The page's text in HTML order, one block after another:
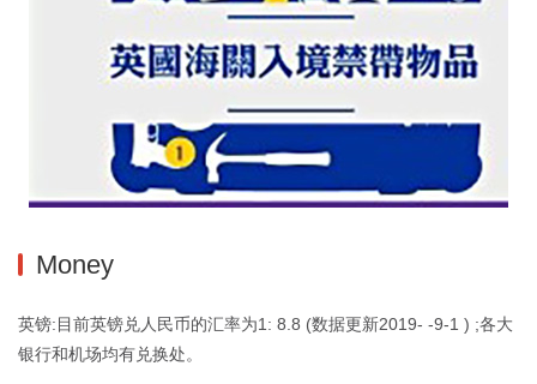
Money
英镑:目前英镑兑人民币的汇率为1: 8.8 (数据更新2019- -9-1 ) ;各大
银行和机场均有兑换处。